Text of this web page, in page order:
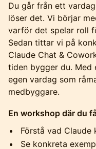
Du går från ett
löser det. Vi börjar
varför det spelar roll
Sedan tittar vi på
Claude Chat &
tiden bygger du.
egen vardag som
medbyggare.
En workshop där du
Förstå vad
Se konkreta